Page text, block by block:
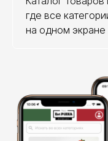
где все
на одном экране